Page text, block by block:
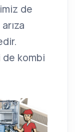
de
de kombi